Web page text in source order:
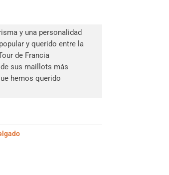
y una personalidad
y querido entre la
de Francia
sus maillots más
hemos querido